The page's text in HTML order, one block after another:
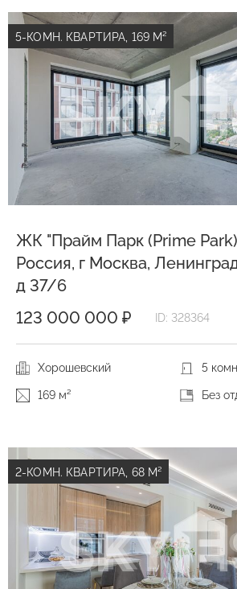
5-КОМН. КВАРТИРА, 169 М²
ЖК "Прайм Парк (Prime
Россия, г Москва,
д 37/6
123 000 000 ₽
ID: 328364
Хорошевский 5
169 м² Без
2-КОМН. КВАРТИРА, 68 М²